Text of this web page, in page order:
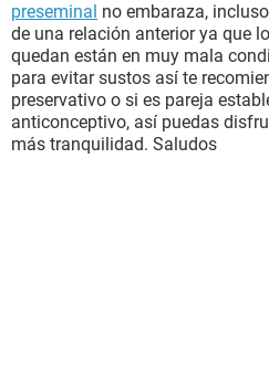
preseminal no embaraza,
de una relación anterior ya que
quedan están en muy mala
para evitar sustos así te
preservativo o si es pareja
anticonceptivo, así puedas
más tranquilidad. Saludos